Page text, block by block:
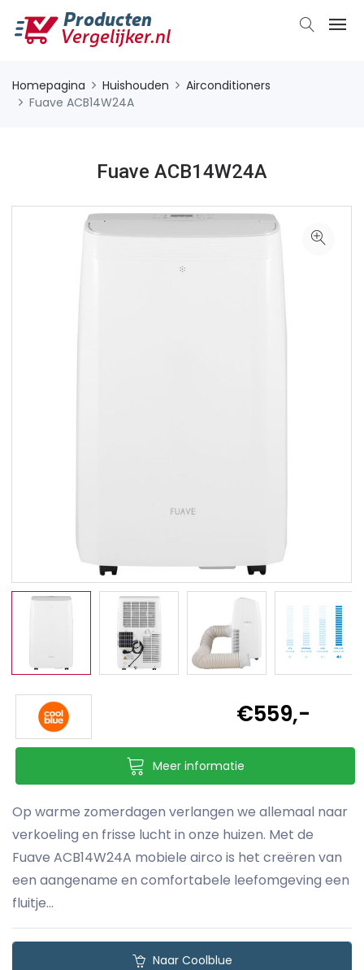
Homepagina Huishouden
Airconditioners
Fuave ACB14W24A
Fuave ACB14W24A
€559,-
Meer informatie
Op warme zomerdagen verlangen we allemaal naar
verkoeling en frisse lucht in onze huizen. Met de
Fuave ACB14W24A mobiele airco is het creëren van
een aangename en comfortabele leefomgeving een
fluitje...
Naar Coolblue